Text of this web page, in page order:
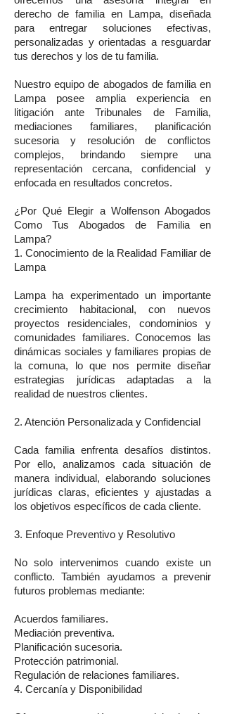
derecho de familia en Lampa, diseñada
para entregar soluciones efectivas,
personalizadas y orientadas a resguardar
tus derechos y los de tu familia.
Nuestro equipo de abogados de familia en
Lampa posee amplia experiencia en
litigación ante Tribunales de Familia,
mediaciones familiares, planificación
sucesoria y resolución de conflictos
complejos, brindando siempre una
representación cercana, confidencial y
enfocada en resultados concretos.
¿Por Qué Elegir a Wolfenson Abogados
Como Tus Abogados de Familia en
Lampa?
1. Conocimiento de la Realidad Familiar de
Lampa
Lampa ha experimentado un importante
crecimiento habitacional, con nuevos
proyectos residenciales, condominios y
comunidades familiares. Conocemos las
dinámicas sociales y familiares propias de
la comuna, lo que nos permite diseñar
estrategias jurídicas adaptadas a la
realidad de nuestros clientes.
2. Atención Personalizada y Confidencial
Cada familia enfrenta desafíos distintos.
Por ello, analizamos cada situación de
manera individual, elaborando soluciones
jurídicas claras, eficientes y ajustadas a
los objetivos específicos de cada cliente.
3. Enfoque Preventivo y Resolutivo
No solo intervenimos cuando existe un
conflicto. También ayudamos a prevenir
futuros problemas mediante:
Acuerdos familiares.
Mediación preventiva.
Planificación sucesoria.
Protección patrimonial.
Regulación de relaciones familiares.
4. Cercanía y Disponibilidad